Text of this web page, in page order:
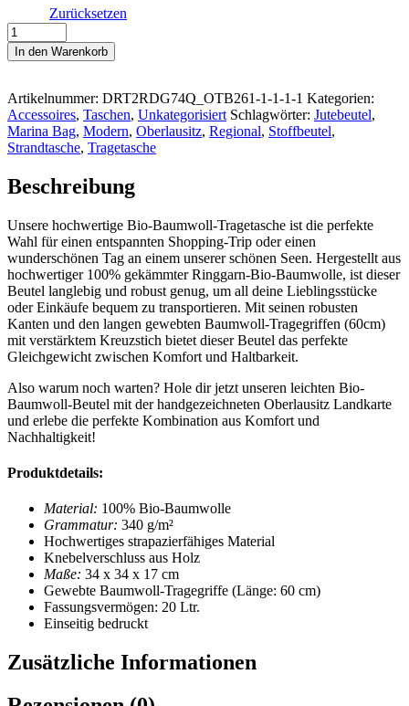
Zurücksetzen
#UMGEBINDE/NATUR
-
Marina
Menge
In den Warenkorb
Artikelnummer: DRT2RDG74Q_OTB261-1-1-1-1 Kategorien:
Accessoires, Taschen, Unkategorisiert Schlagwörter: Jutebeutel,
Marina Bag, Modern, Oberlausitz, Regional, Stoffbeutel,
Strandtasche, Tragetasche
Beschreibung
Unsere hochwertige Bio-Baumwoll-Tragetasche ist die perfekte
Wahl für einen entspannten Shopping-Trip oder einen
wunderschönen Tag an einem unserer schönen Seen. Hergestellt aus
hochwertiger 100% gekämmter Ringgarn-Bio-Baumwolle, ist dieser
Beutel langlebig und robust genug, um all deine Lieblingsstücke
oder Einkäufe bequem zu transportieren. Mit seinen robusten
Kanten und den langen gewebten Baumwoll-Tragegriffen (60cm)
mit verstärktem Kreuzstich bietet dieser Beutel das perfekte
Gleichgewicht zwischen Komfort und Haltbarkeit.
Also warum noch warten? Hole dir jetzt unseren leichten Bio-
Baumwoll-Beutel mit der handgezeichneten Oberlausitz Landkarte
und erlebe die perfekte Kombination aus Komfort und
Nachhaltigkeit!
Produktdetails:
Material: 100% Bio-Baumwolle
Grammatur: 340 g/m²
Hochwertiges strapazierfähiges Material
Knebelverschluss aus Holz
Maße: 34 x 34 x 17 cm
Gewebte Baumwoll-Tragegriffe (Länge: 60 cm)
Fassungsvermögen: 20 Ltr.
Einseitig bedruckt
Zusätzliche Informationen